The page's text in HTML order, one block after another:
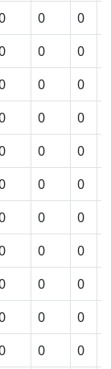
0 0
0 0
0 0
0 0
0 0
0 0
0 0
0 0
0 0
0 0
0 0